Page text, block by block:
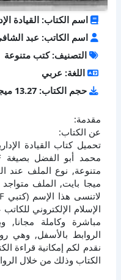
اسم الكتاب: القيادة
اسم الكاتب: عبد
التصنيف: كتب متنوعة
اللغة: عربي
حجم الكتاب: 13.27 ميجا بايت
مقدمة:
عن الكتاب:
تحميل كتاب القيادة
الإسلام الإلكتروني
مباشرة وكاملة مجانا,
نقدم لكم إمكانية قراءة
الكتاب وذلك من خلال